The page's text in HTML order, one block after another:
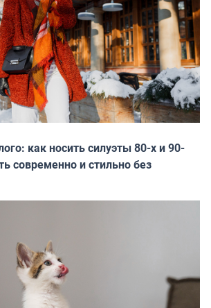
как носить силуэты 80-х и 90-
современно и стильно без